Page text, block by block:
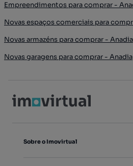
Empreendimentos para comprar -
Novas espaços comerciais para
Novas armazéns para comprar - Anadia
Novas garagens para comprar - Anadia
Sobre o Imovirtual